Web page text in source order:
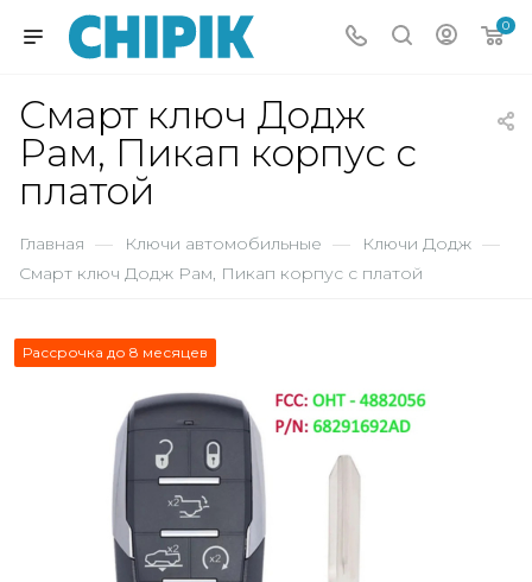
0
Смарт ключ Додж
Рам, Пикап корпус с
платой
Главная — Ключи автомобильные — Ключи Додж —
Смарт ключ Додж Рам, Пикап корпус с платой
Рассрочка до 8 месяцев